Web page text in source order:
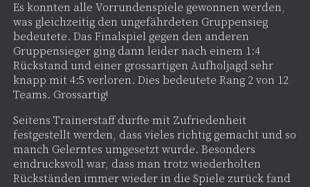
Es konnten alle Vorrundenspiele gewonnen werden,
was gleichzeitig den ungefährdeten Gruppensieg
bedeutete. Das Finalspiel gegen den anderen
Gruppensieger ging dann leider nach einem 1:4
Rückstand und einer grossartigen Aufholjagd sehr
knapp mit 4:5 verloren. Dies bedeutete Rang 2 von 12
Teams. Grossartig!
Seitens Trainerstaff durfte mit Zufriedenheit
festgestellt werden, dass vieles richtig gemacht und so
manch Gelerntes umgesetzt wurde. Besonders
eindrucksvoll war, dass man trotz wiederholten
Rückständen immer wieder in die Spiele zurück fand